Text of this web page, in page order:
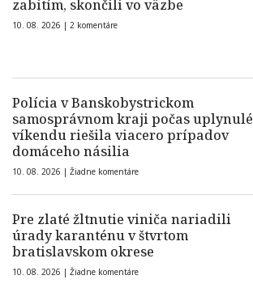
zabitím, skončili vo väzbe
10. 08. 2026 | 2 komentáre
Polícia v Banskobystrickom
samosprávnom kraji počas
víkendu riešila viacero prípadov
domáceho násilia
10. 08. 2026 | Žiadne komentáre
Pre zlaté žltnutie viniča nariadili
úrady karanténu v štvrtom
bratislavskom okrese
10. 08. 2026 | Žiadne komentáre